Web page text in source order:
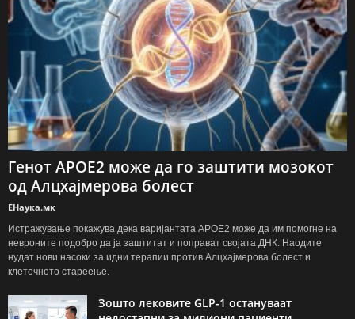
Генот APOE2 може да го заштити мозокот
од Алцхајмерова болест
ЕНаука.мк
Истражување покажува дека варијантата APOE2 може да им помогне на
невроните подобро да ја заштитат и поправат својата ДНК. Наодите
нудат нови насоки за идни терапии против Алцхајмерова болест и
клеточното стареење.
Зошто лековите GLP-1 остануваат